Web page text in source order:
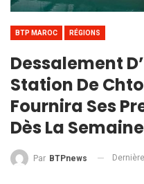
BTP MAROC RÉGIONS
Dessalement
Station De
Fournira Ses
Dès La
Par BTPnews